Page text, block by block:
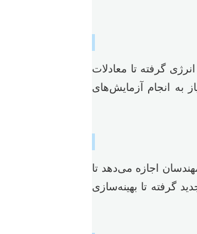
گرفته تا معادلات
به انجام آزمایش‌های
اجازه می‌دهد تا
گرفته تا بهینه‌سازی